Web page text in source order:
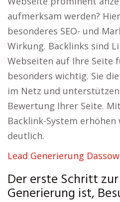
aufmerksam werden?
besonderes SEO- und
Wirkung. Backlinks sind
Webseiten auf Ihre Seite
besonders wichtig. Sie
im Netz und
Bewertung Ihrer Seite.
Backlink-System
deutlich.
Lead Generierung Dassow
Der erste Schritt
Generierung ist,